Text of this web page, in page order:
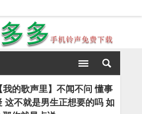
我的歌声里】不闻不问 懂事
这不就是男生正想要的吗 如